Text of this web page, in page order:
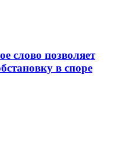
слово позволяет
в споре